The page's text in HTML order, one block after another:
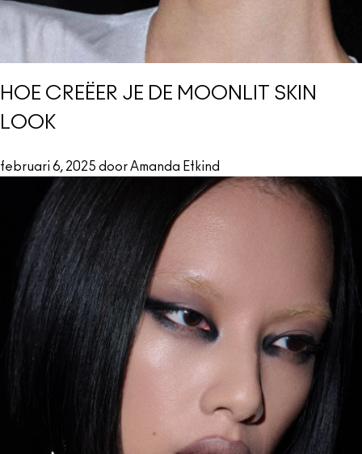
HOE CREËER JE DE MOONLIT SKIN
LOOK
februari 6, 2025 door Amanda Etkind